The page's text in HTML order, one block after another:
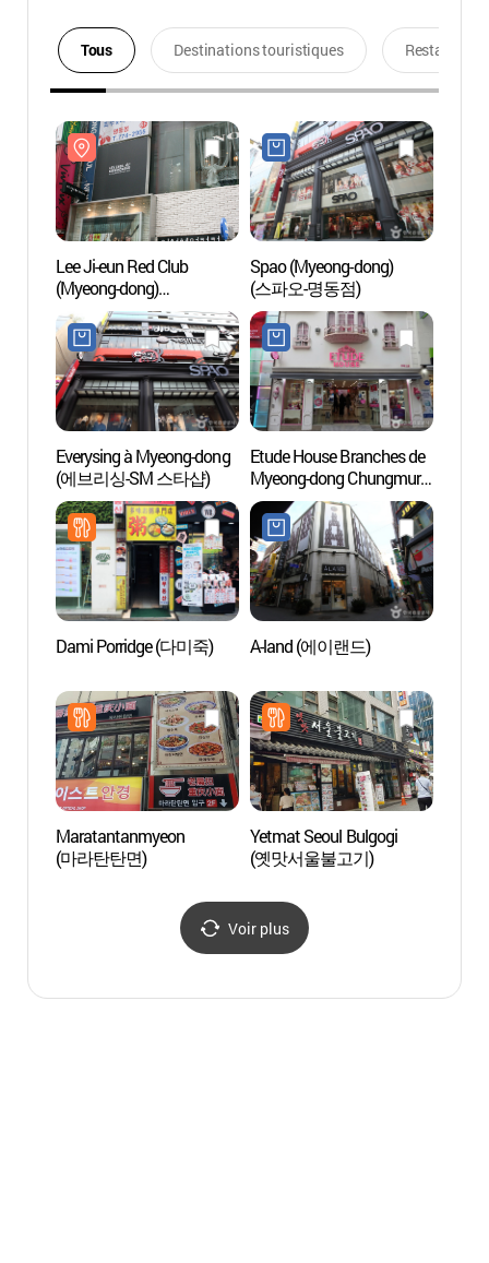
Tous Destinations touristiques Restaurants
Lee Ji-eun Red Club
(Myeong-dong)
(이지은레드클럽-명동점)
Spao (Myeong-dong)
(스파오-명동점)
Everysing à Myeong-dong
(에브리싱-SM 스타샵)
Etude House Branches de
Myeong-dong Chungmuro
(에뛰드하우스-명동
충무로점)
Dami Porridge (다미죽) A-land (에이랜드)
Maratantanmyeon
(마라탄탄면)
Yetmat Seoul Bulgogi
(옛맛서울불고기)
Voir plus